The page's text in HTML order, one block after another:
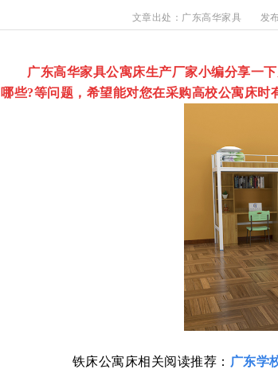
文章出处：广东高华家具 发
广东高华家具公寓床生产厂家小编分享一下
哪些?等问题，希望能对您在采购高校公寓床时
铁床公寓床相关阅读推荐： 广东学